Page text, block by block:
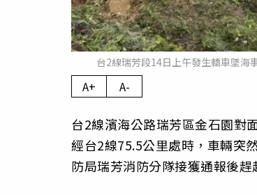
台2線瑞芳段14日上午發生轎車墜海
A+ A-
台2線濱海公路瑞芳區金石園對
經台2線75.5公里處時，車輛突
防局瑞芳消防分隊接獲通報後